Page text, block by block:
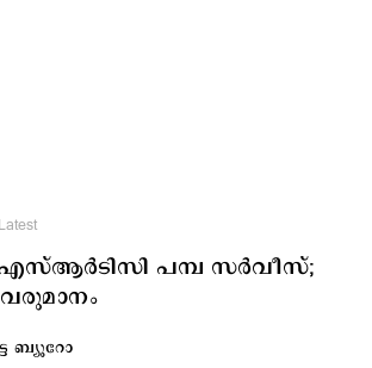
Latest
പമ്പ സര്‍വീസ്;
ബ്യൂറോ